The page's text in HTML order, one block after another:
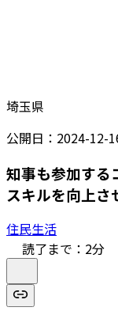
埼玉県
公開日： 2024-12-
知事も参加する
スキルを向上さ
住民生活
読了まで： 2分